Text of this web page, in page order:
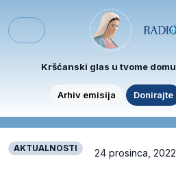
Menu
Kršćanski glas u tvome domu
Arhiv emisija Donirajte
AKTUALNOSTI 24 prosinca, 2022